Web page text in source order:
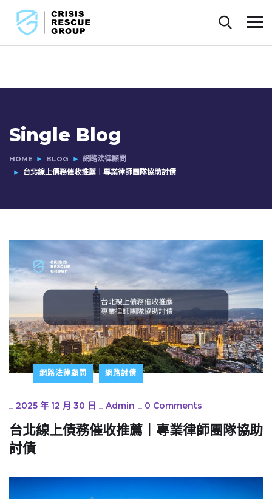
Single Blog
HOME BLOG
網路法律顧問
台北線上債務催收推薦｜專業律師團隊協助討債
網路法律顧問 網路討債
_ 2025 年 12 月 30 日 _ Admin _ 0 Comments
台北線上債務催收推薦｜專業律師團隊協助
討債